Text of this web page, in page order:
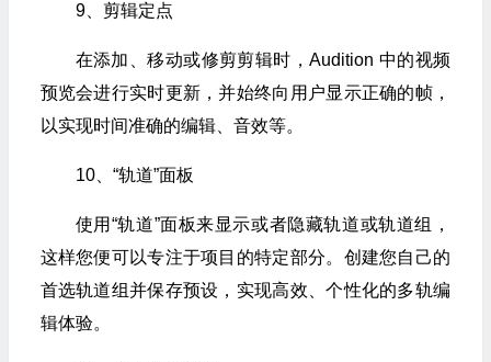
9、剪辑定点
在添加、移动或修剪剪辑时，Audition 中的视频
预览会进行实时更新，并始终向用户显示正确的帧，
以实现时间准确的编辑、音效等。
10、“轨道”面板
使用“轨道”面板来显示或者隐藏轨道或轨道组，
这样您便可以专注于项目的特定部分。创建您自己的
首选轨道组并保存预设，实现高效、个性化的多轨编
辑体验。